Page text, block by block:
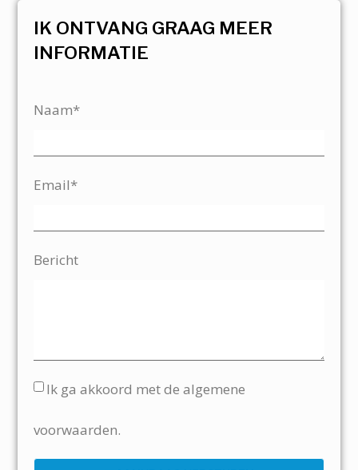
IK ONTVANG GRAAG MEER
INFORMATIE
Naam*
Email*
Bericht
Ik ga akkoord met de algemene
voorwaarden.